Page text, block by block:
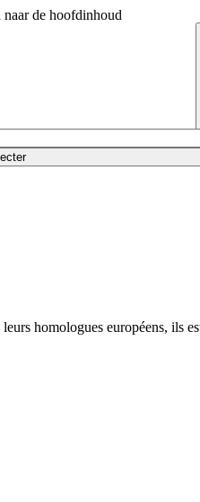
naar de hoofdinhoud
homologues européens, ils